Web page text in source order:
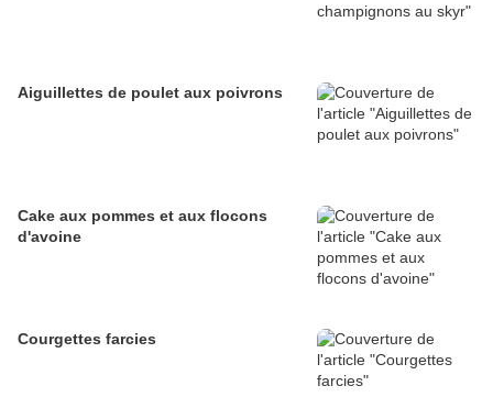
Aiguillettes de poulet aux poivrons
Cake aux pommes et aux flocons
d'avoine
Courgettes farcies